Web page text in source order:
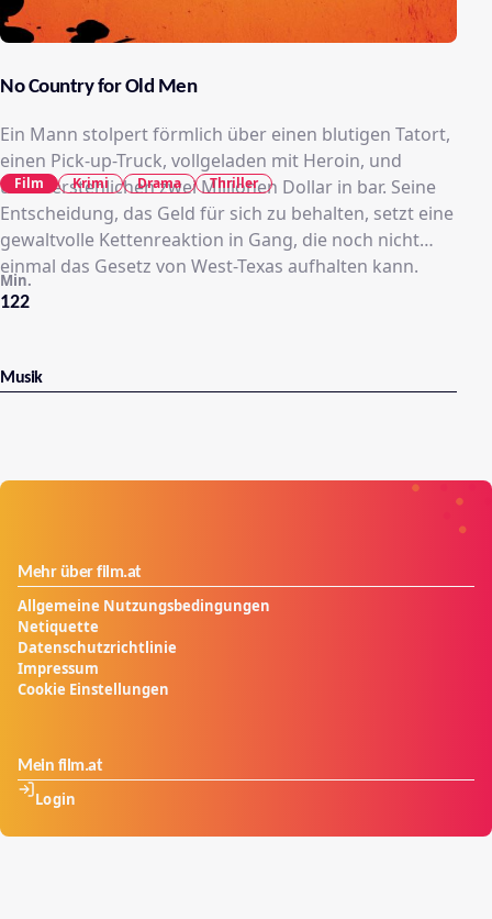
No Country for Old Men
Ein Mann stolpert förmlich über einen blutigen Tatort,
einen Pick-up-Truck, vollgeladen mit Heroin, und
unwiderstehlichen zwei Millionen Dollar in bar. Seine
Entscheidung, das Geld für sich zu behalten, setzt eine
gewaltvolle Kettenreaktion in Gang, die noch nicht
einmal das Gesetz von West-Texas aufhalten kann.
122
Min.
Film Krimi Drama Thriller
Musik
Mehr über film.at
Allgemeine Nutzungsbedingungen
Netiquette
Datenschutzrichtlinie
Impressum
Cookie Einstellungen
Mein film.at
Login